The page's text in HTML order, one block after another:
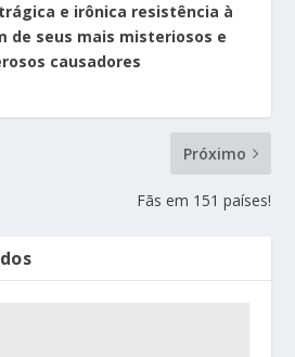
e irônica resistência à
de seus mais misteriosos e
causadores
Próximo
Fãs em 151 países!